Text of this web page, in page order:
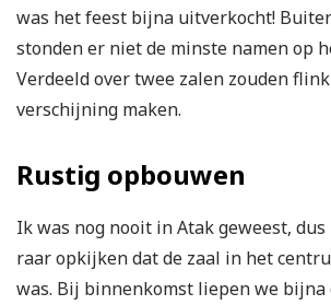
was het feest bijna uitverkocht!
stonden er niet de minste namen op
Verdeeld over twee zalen zouden flink
verschijning maken.
Rustig opbouwen
Ik was nog nooit in Atak geweest,
raar opkijken dat de zaal in het
was. Bij binnenkomst liepen we bijna